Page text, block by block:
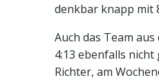
denkbar knapp mit
Auch das Team
4:13 ebenfalls
Richter, am